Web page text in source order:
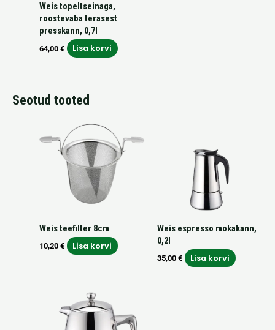
Weis topeltseinaga,
roostevaba terasest
presskann, 0,7l
64,00 € Lisa korvi
Seotud tooted
Weis teefilter 8cm
10,20 € Lisa korvi
Weis espresso mokakann,
0,2l
35,00 € Lisa korvi